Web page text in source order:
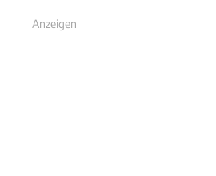
Anzeigen